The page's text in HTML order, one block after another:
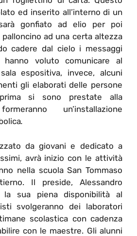
ed inserito all’interno di un
gonfiato ad elio per poi
palloncino ad una certa altezza
cadere dal cielo i messaggi
voluto comunicare al
espositiva, invece, alcuni
gli elaborati delle persone
si sono prestate alla
un’installazione
.
da giovani e dedicato a
avrà inizio con le attività
nella scuola San Tommaso
Il preside, Alessandro
sua piena disponibilità al
svolgeranno dei laboratori
scolastica con cadenza
con le maestre. Gli alunni